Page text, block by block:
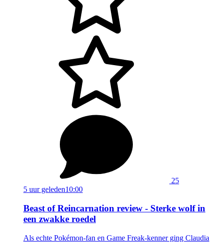
25
5 uur geleden10:00
Beast of Reincarnation review - Sterke wolf in
een zwakke roedel
Als echte Pokémon-fan en Game Freak-kenner ging Claudia